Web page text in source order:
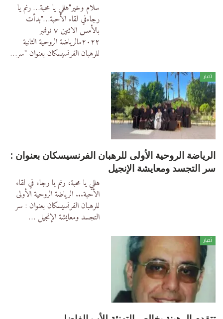
سلام وخير"هللي يا محبة… رنم يا
رجاءفي لقاء الأحبة…"بدأت
بالأمس الاثنين ٧ نوفمبر
٢٠٢٢مالرياضة الروحية الثانية
للرهبان الفرنسيسكان بعنوان "سر…
أخبار
الرياضة الروحية الأولى للرهبان الفرنسيسكان بعنوان :
سر التجسد ومعايشة الإنجيل
هللي يا محبة، رنم يا رجاء في لقاء
الأحبة... الرياضة الروحية الأولى
للرهبان الفرنسيسكان بعنوان : سر
التجسد ومعايشة الإنجيل …
أخبار